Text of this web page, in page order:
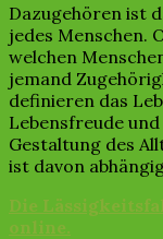
Dazugehören ist
jedes Menschen.
welchen
jemand
definieren das
Lebensfreude
Gestaltung des
ist davon
Die
online.